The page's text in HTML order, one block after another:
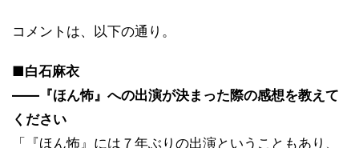
コメントは、以下の通り。
■白石麻衣
――『ほん怖』への出演が決まった際の感想を教えて
ください
「『ほん怖』には７年ぶりの出演ということもあり、